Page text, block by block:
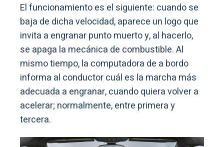
El funcionamiento es el siguiente: cuando se
baja de dicha velocidad, aparece un logo que
invita a engranar punto muerto y, al hacerlo,
se apaga la mecánica de combustible. Al
mismo tiempo, la computadora de a bordo
informa al conductor cuál es la marcha más
adecuada a engranar, cuando quiera volver a
acelerar; normalmente, entre primera y
tercera.